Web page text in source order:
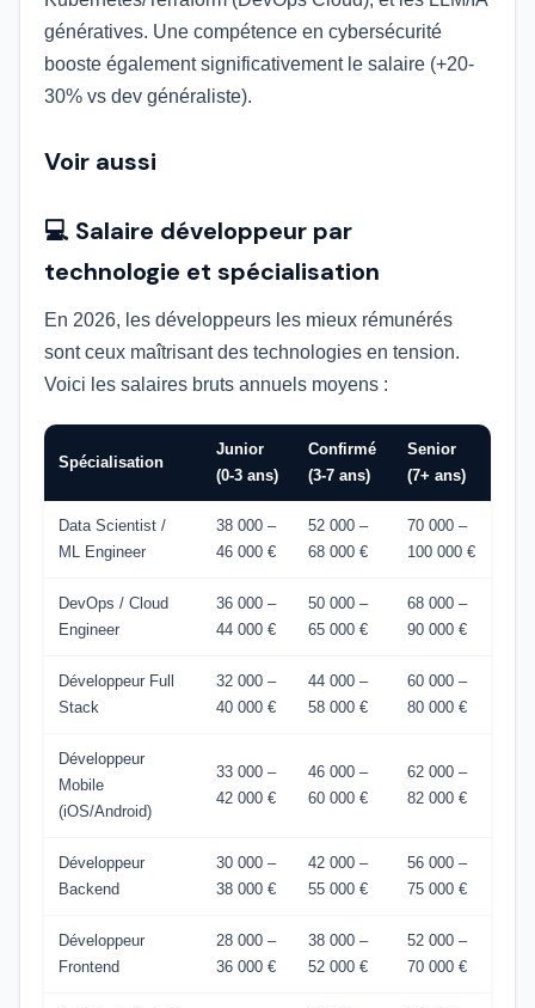
génératives. Une compétence en cybersécurité
booste également significativement le salaire (+20-
30% vs dev généraliste).
Voir aussi
💻 Salaire développeur par
technologie et spécialisation
En 2026, les développeurs les mieux rémunérés
sont ceux maîtrisant des technologies en tension.
Voici les salaires bruts annuels moyens :
Spécialisation
Junior
(0-3 ans)
Confirmé
(3-7 ans)
Senior
(7+ ans)
Data Scientist /
ML Engineer
38 000 –
46 000 €
52 000 –
68 000 €
70 000 –
100 000 €
DevOps / Cloud
Engineer
36 000 –
44 000 €
50 000 –
65 000 €
68 000 –
90 000 €
Développeur Full
Stack
32 000 –
40 000 €
44 000 –
58 000 €
60 000 –
80 000 €
Développeur
Mobile
(iOS/Android)
33 000 –
42 000 €
46 000 –
60 000 €
62 000 –
82 000 €
Développeur
Backend
30 000 –
38 000 €
42 000 –
55 000 €
56 000 –
75 000 €
Développeur
Frontend
28 000 –
36 000 €
38 000 –
52 000 €
52 000 –
70 000 €